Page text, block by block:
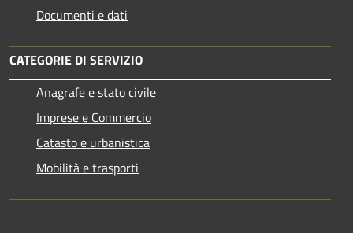
Documenti e dati
CATEGORIE DI SERVIZIO
Anagrafe e stato civile
Imprese e Commercio
Catasto e urbanistica
Mobilità e trasporti